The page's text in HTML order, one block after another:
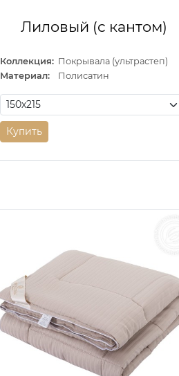
Лиловый (с кантом)
Коллекция: Покрывала (ультрастеп)
Материал:
Полисатин
Купить